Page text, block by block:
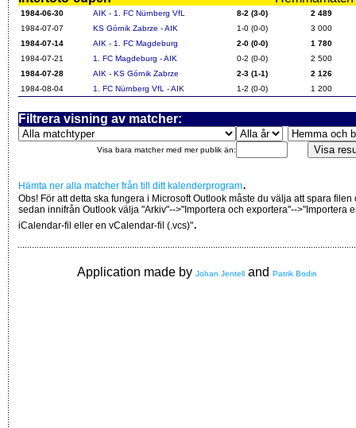
1984-06-30 AIK - 1. FC Nürnberg VfL 8-2 (3-0)
2 489
1984-07-07
KS Górnik Zabrze - AIK 1-0 (0-0)
3 000
1984-07-14
AIK - 1. FC Magdeburg 2-0 (0-0)
1 780
1984-07-21
1. FC Magdeburg - AIK 0-2 (0-0)
2 500
1984-07-28
AIK - KS Górnik Zabrze 2-3 (1-1)
2 126
1984-08-04
1. FC Nürnberg VfL - AIK 1-2 (0-0) 1 200
Filtrera visning av matcher:
Visa bara matcher med mer publik än:
Hämta ner alla matcher från till ditt kalenderprogram.
Obs! För att detta ska fungera i Microsoft Outlook måste du välja att spara filen
sedan innifrån Outlook välja "Arkiv"-->"Importera och exportera"-->"Importera
iCalendar-fil eller en vCalendar-fil (.vcs)".
Application made by Johan Jentell and Patrik Bodin